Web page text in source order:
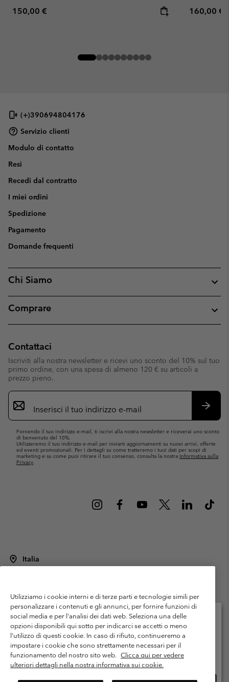
Regular price:
150,00 € Regular
160,00 €
(+)390694804176
Servizio clienti
Modulo di contatto
Resi
Recedi dal contratto
I miei ordini
Spedizione
Pagamento
Domande frequenti
Chi Siamo
Comprare
Contattaci
Iscriviti alla nostra newsletter e ricevi uno sconto del 10% sul tuo
primo ordine, con una spesa di almeno 120 € su articoli a
prezzo pieno.
Iscrizione
e-
mail
Fornendo il tuo indirizzo e-mail, ti iscrivi alla nostra newsletter e riceverai uno sconto
di benvenuto del 10%.
Utilizzeremo il tuo indirizzo e-mail per inviarti aggiornamenti su nuovi arrivi, offerte
ed eventi promozionali. Per i dettagli su come tratteremo i tuoi dati per scopi di
marketing e su come puoi ritirare il tuo consenso, consulta la nostra Informativa sulla
Privacy.
Italia
Termini di utilizzo
Condizioni Generali di Venditaa
Garanzia
Politica sulla privacy
Termini e condizioni del programma di membership
Condizioni di utilizzo dei contenuti generati dagli utenti
Impressum
Cookies
Public CBCR
Utilizziamo i cookie interni e di terze parti e tecnologie simili per
personalizzare i contenuti e gli annunci, per fornire funzioni di
social media e per l'analisi dei dati web. Seleziona una delle
opzioni disponibili qui sotto per indicarci se accetti o meno
l'utilizzo di questi cookie. In caso di rifiuto, continueremo a
impostare i cookie che sono strettamente necessari per il
funzionamento del nostro sito web. Clicca qui per vedere
ulteriori dettagli nella nostra informativa sui cookie.
Seleziona il paese di spedizione e la lingua
Shopping online disponibile